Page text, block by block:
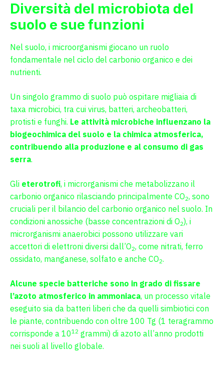
Diversità del microbiota del
suolo e sue funzioni
Nel suolo, i microorganismi giocano un ruolo
fondamentale nel ciclo del carbonio organico e dei
nutrienti.
Un singolo grammo di suolo può ospitare migliaia di
taxa microbici, tra cui virus, batteri, archeobatteri,
protisti e funghi. Le attività microbiche influenzano la
biogeochimica del suolo e la chimica atmosferica,
contribuendo alla produzione e al consumo di gas
serra.
Gli eterotrofi, i microrganismi che metabolizzano il
carbonio organico rilasciando principalmente CO2, sono
cruciali per il bilancio del carbonio organico nel suolo. In
condizioni anossiche (basse concentrazioni di O2), i
microrganismi anaerobici possono utilizzare vari
accettori di elettroni diversi dall’O2, come nitrati, ferro
ossidato, manganese, solfato e anche CO2.
Alcune specie batteriche sono in grado di fissare
l’azoto atmosferico in ammoniaca, un processo vitale
eseguito sia da batteri liberi che da quelli simbiotici con
le piante, contribuendo con oltre 100 Tg (1 teragrammo
corrisponde a 1012 grammi) di azoto all’anno prodotti
nei suoli al livello globale.